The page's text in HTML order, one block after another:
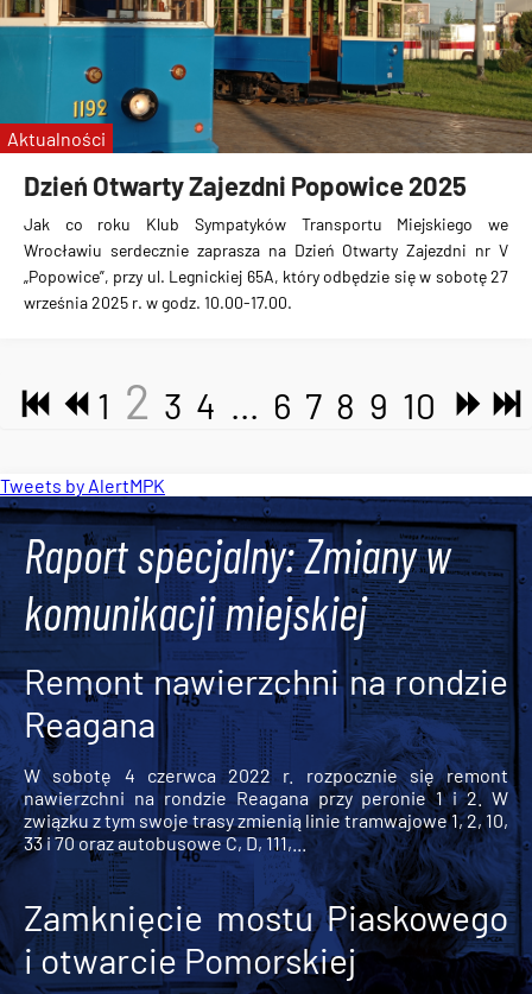
Dzień Otwarty Zajezdni Popowice 2025
Jak co roku Klub Sympatyków Transportu Miejskiego we
Wrocławiu serdecznie zaprasza na Dzień Otwarty Zajezdni nr V
„Popowice”, przy ul. Legnickiej 65A, który odbędzie się w sobotę 27
września 2025 r. w godz. 10.00-17.00.
Aktualności
1 2 3 4 ... 6 7 8 9 10
Tweets by AlertMPK
Raport specjalny: Zmiany w
komunikacji miejskiej
Remont nawierzchni na rondzie
Reagana
W sobotę 4 czerwca 2022 r. rozpocznie się remont
nawierzchni na rondzie Reagana przy peronie 1 i 2. W
związku z tym swoje trasy zmienią linie tramwajowe 1, 2, 10,
33 i 70 oraz autobusowe C, D, 111,...
Zamknięcie mostu Piaskowego
i otwarcie Pomorskiej